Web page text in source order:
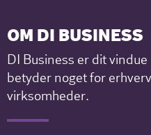
OM DI BUSINESS
DI Business er dit
betyder noget for
virksomheder.